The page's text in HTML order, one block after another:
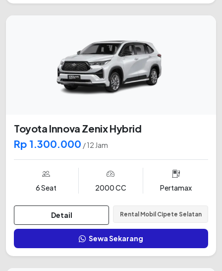
Toyota Innova Zenix Hybrid
Rp 1.300.000 / 12 Jam
6 Seat 2000 CC Pertamax
Detail Rental Mobil Cipete Selatan
Sewa Sekarang